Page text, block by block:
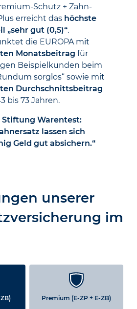
Schutz + Zahn­
erreicht das höchste
„sehr gut (0,5)“.
die EUROPA mit
Monats­beitrag für
Beispiel­kunden beim
sorglos“ sowie mit
Durchschnitts­beitrag
bis 73 Jahren.
Stiftung Warentest:
lassen sich
Geld gut absichern.“
unserer
im
Premium (E-ZP + E-ZB)